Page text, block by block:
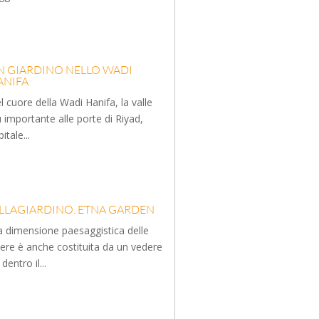
GIARDINO NELLO WADI
cuore della Wadi Hanifa, la valle
importante alle porte di Riyad,
ETNA GARDEN
dimensione paesaggistica delle
è anche costituita da un vedere
il...